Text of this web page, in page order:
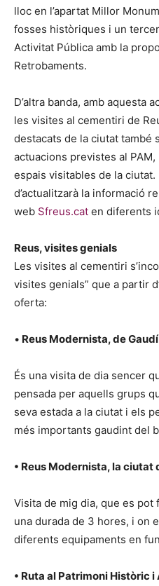
lloc en l’apartat Millor
fosses històriques i un
Activitat Pública amb la
Retrobaments.
D’altra banda, amb aquesta
les visites al cementiri de
destacats de la ciutat també
actuacions previstes al
espais visitables de la
d’actualitzarà la informació
web Sfreus.cat en diferents
Reus, visites genials
Les visites al cementiri
visites genials” que a partir
oferta:
• Reus Modernista, de
És una visita de dia sencer
pensada per aquells grups
seva estada a la ciutat i els
més importants gaudint del
• Reus Modernista, la ciutat
Visita de mig dia, que es pot
una durada de 3 hores, i on
diferents equipaments en
• Ruta al Patrimoni Històric